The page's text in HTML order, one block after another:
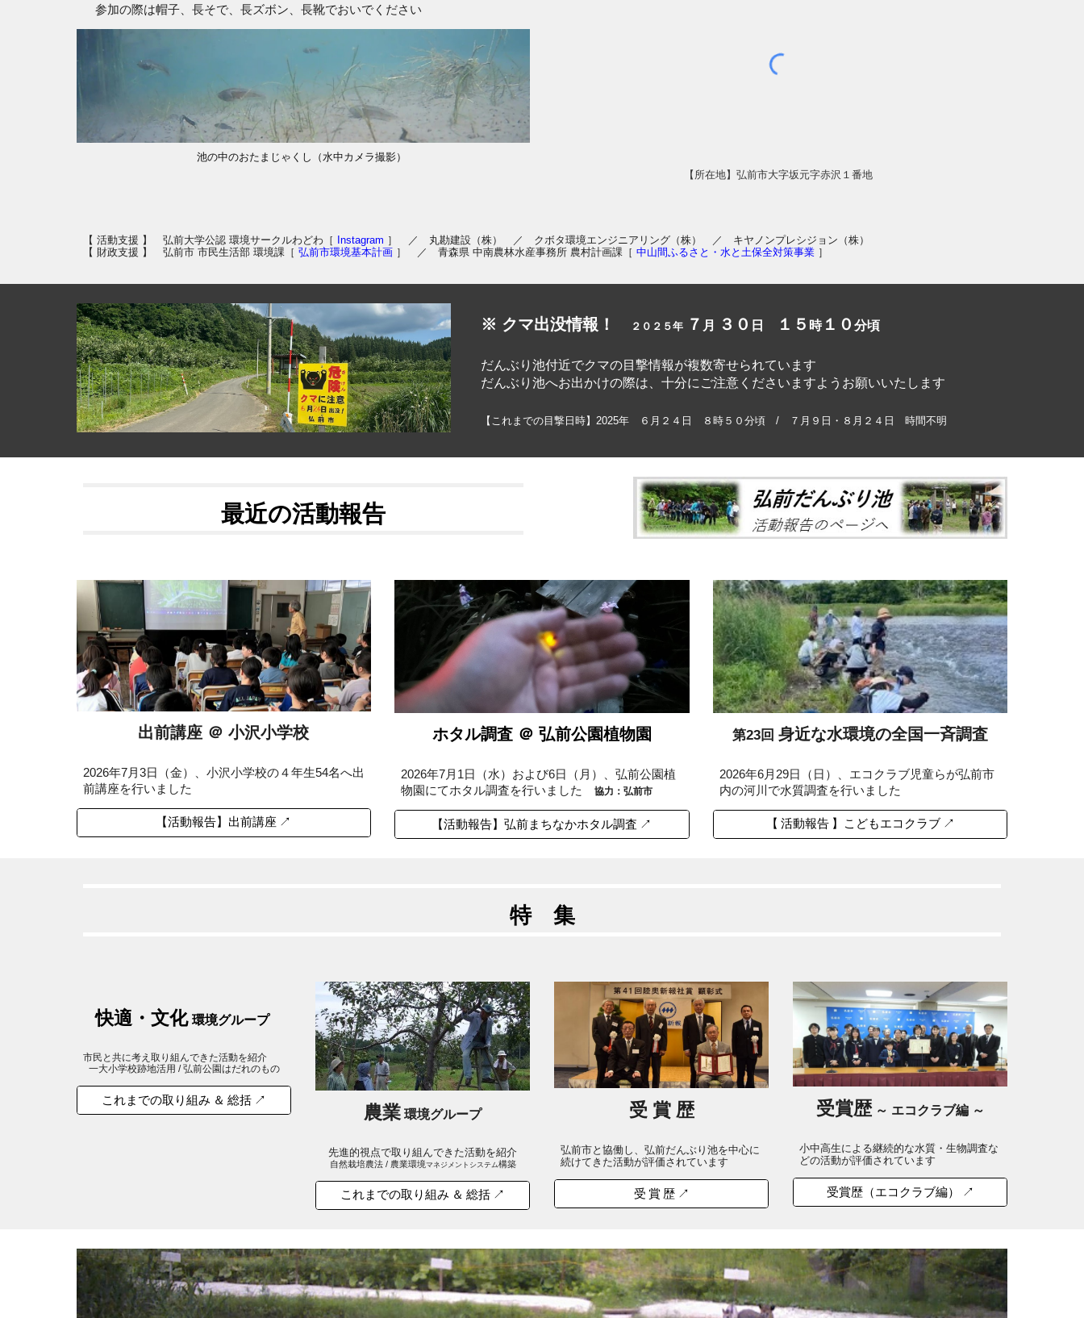
参加の際は帽子、長そで、長ズボン、長靴でおいでください
池の中のおたまじゃくし（水中カメラ撮影）
【所在地】 弘前市大字坂元字赤沢１番地
【 活動支援 】 弘前大学公認 環境サークルわどわ［ Instagram ］ ／ 丸勘建設（株） ／ クボタ環境エンジニアリング（株） ／ キヤノンプレシジョン（株）
【 財政支援 】 弘前市 市民生活部 環境課［ 弘前市環境基本計画］ ／ 青森県 中南農林水産事務所 農村計画課［ 中山間ふるさと・水と土保全対策事業］
※ クマ出没情報！ ２０２５年 ７ 月 ３０ 日 １５ 時１０分頃
だんぶり池付近でクマの目撃情報が複数寄せられています
だんぶり池へお出かけの際は、十分にご注意くださいますようお願いいたします
【これまでの目撃日時】2025年 ６月２４日 ８時５０分頃 / ７月９日・８月２４日 時間不明
最近の活動報告
出前講座 ＠小沢小学校
2026年7月 3日（金）、小沢小学校の４年生54名へ出
前講座を行いました
【活動報告】出前講座 ↗
ホタル調査 ＠ 弘前公園植物園
2026年7月 1 日（水）および6日（月）、弘前公園植
物園にてホタル調査を行いました協力：弘前市
【活動報告】弘前まちなかホタル調査 ↗
第23回身近な水環境の全国一斉調査
2026年6月29日（日）、エコクラブ児童らが弘前市
内の河川で水質調査を行いました
【 活動報告 】こどもエコクラブ ↗
特 集
快適・文化 環境グループ
市民と共に考え取り組んできた活動を紹介
一大小学校跡地活用 / 弘前公園はだれのもの
これまでの取り組み ＆ 総括 ↗
農業 環境グループ
先進的視点で取り組んできた活動を紹介
自然栽培農法 / 農業環境マネジメントシステム構築
これまでの取り組み ＆ 総括 ↗
受 賞 歴
弘前市と協働し、弘前だんぶり池を中心に
続けてきた活動が評価されています
受 賞 歴 ↗
受賞歴 ～ エコクラブ編 ～
小中高生による継続的な水質・生物調査な
どの活動が評価されています
受賞歴（エコクラブ編） ↗